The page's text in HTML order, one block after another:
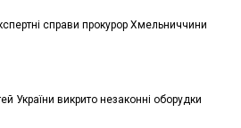
справи прокурор Хмельниччини
України викрито незаконні оборудки